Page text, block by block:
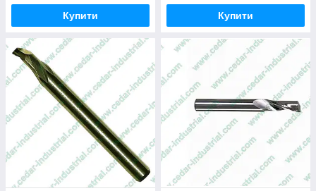
Купити Купити